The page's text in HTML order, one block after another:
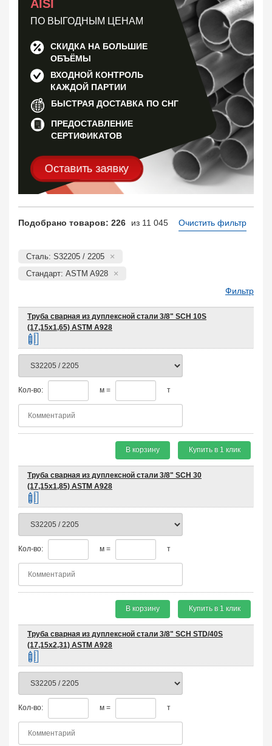
AISI
ПО ВЫГОДНЫМ ЦЕНАМ
СКИДКА НА БОЛЬШИЕ
ОБЪЁМЫ
ВХОДНОЙ КОНТРОЛЬ
КАЖДОЙ ПАРТИИ
БЫСТРАЯ ДОСТАВКА ПО СНГ
ПРЕДОСТАВЛЕНИЕ
СЕРТИФИКАТОВ
Оставить заявку
Подобрано товаров: 226 из 11 045 Очистить фильтр
Сталь: S32205 / 2205
Стандарт: ASTM A928
Фильтр
Труба сварная из дуплексной стали 3/8" SCH 10S
(17,15х1,65) ASTM A928
Кол-во: м = т
В корзину Купить в 1 клик
Труба сварная из дуплексной стали 3/8" SCH 30
(17,15х1,85) ASTM A928
Кол-во: м = т
В корзину Купить в 1 клик
Труба сварная из дуплексной стали 3/8" SCH STD/40S
(17,15х2,31) ASTM A928
Кол-во: м = т